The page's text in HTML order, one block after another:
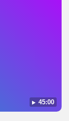
45:00